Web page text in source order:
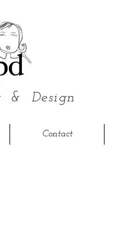
& Design
Contact